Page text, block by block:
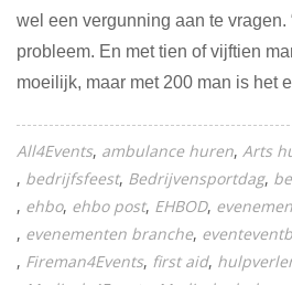
wel een vergunning aan te vragen.
probleem. En met tien of vijftien
moeilijk, maar met 200 man is het
All4Events ambulance huren Arts
bedrijfsfeest Bedrijvensportdag
ehbo ehbo post EHBOD
evenementen branche
Fireman4Events first aid